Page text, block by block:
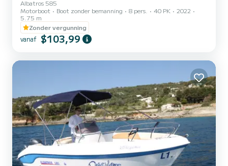
Albatros 585
Motorboot
Boot zonder bemanning 8 pers. 40 PK
2022
5.75 m
Zonder vergunning
vanaf $103,99